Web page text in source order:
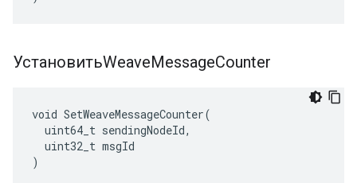
УстановитьWeaveMessageCounter
void SetWeaveMessageCounter(
  uint64_t sendingNodeId,
  uint32_t msgId
)